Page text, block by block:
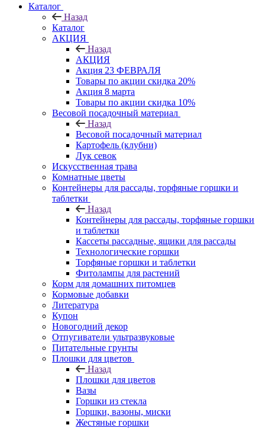
Каталог
Назад
Каталог
АКЦИЯ
Назад
АКЦИЯ
Акция 23 ФЕВРАЛЯ
Товары по акции скидка 20%
Акция 8 марта
Товары по акции скидка 10%
Весовой посадочный материал
Назад
Весовой посадочный материал
Картофель (клубни)
Лук севок
Искусственная трава
Комнатные цветы
Контейнеры для рассады, торфяные горшки и
таблетки
Назад
Контейнеры для рассады, торфяные горшки
и таблетки
Кассеты рассадные, ящики для рассады
Технологические горшки
Торфяные горшки и таблетки
Фитолампы для растений
Корм для домашних питомцев
Кормовые добавки
Литература
Купон
Новогодний декор
Отпугиватели ультразвуковые
Питательные грунты
Плошки для цветов
Назад
Плошки для цветов
Вазы
Горшки из стекла
Горшки, вазоны, миски
Жестяные горшки